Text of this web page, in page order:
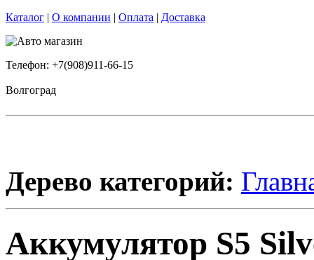
Каталог | О компании | Оплата | Доставка
Телефон: +7(908)911-66-15
Волгоград
Дерево категорий:
Аккумулятор S5